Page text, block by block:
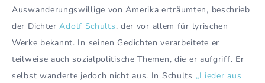
Auswanderungswillige von Amerika erträumten, beschrieb
der DichterAdolf Schults, der vor allem für lyrischen
Werke bekannt. In seinen Gedichten verarbeitete er
teilweise auch sozialpolitische Themen, die er aufgriff. Er
selbst wanderte jedoch nicht aus. In Schults „Lieder aus